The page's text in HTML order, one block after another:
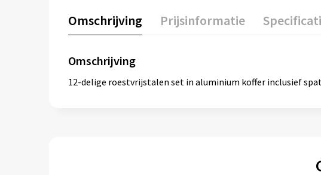
Omschrijving Prijsinformatie
Omschrijving
12-delige roestvrijstalen set in aluminium koffer inclusief